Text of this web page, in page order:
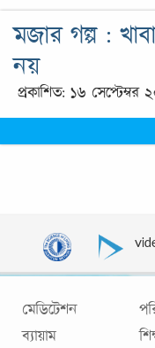
মজার গল্প :
নয়
প্রকাশিত: ১৬ সেপ্টেম্বর
মেডিটেশন
ব্যায়াম